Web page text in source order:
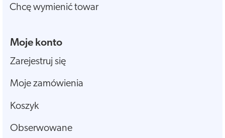
Chcę wymienić towar
Moje konto
Zarejestruj się
Moje zamówienia
Koszyk
Obserwowane